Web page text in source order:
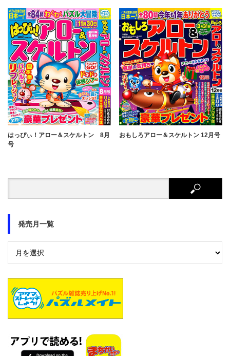
はっぴぃ！アロー＆スケルトン 8月
号
おもしろアロー＆スケルトン 12月号
発売月一覧